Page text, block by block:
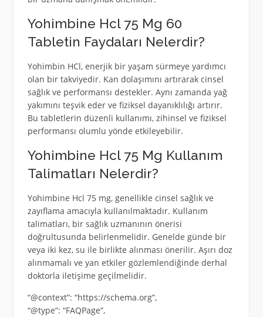
Yohimbine Hcl 75 Mg 60
Tabletin Faydaları Nelerdir?
Yohimbin HCl, enerjik bir yaşam sürmeye yardımcı
olan bir takviyedir. Kan dolaşımını artırarak cinsel
sağlık ve performansı destekler. Aynı zamanda yağ
yakımını teşvik eder ve fiziksel dayanıklılığı artırır.
Bu tabletlerin düzenli kullanımı, zihinsel ve fiziksel
performansı olumlu yönde etkileyebilir.
Yohimbine Hcl 75 Mg Kullanım
Talimatları Nelerdir?
Yohimbine Hcl 75 mg, genellikle cinsel sağlık ve
zayıflama amacıyla kullanılmaktadır. Kullanım
talimatları, bir sağlık uzmanının önerisi
doğrultusunda belirlenmelidir. Genelde günde bir
veya iki kez, su ile birlikte alınması önerilir. Aşırı doz
alınmamalı ve yan etkiler gözlemlendiğinde derhal
doktorla iletişime geçilmelidir.
“@context”: “https://schema.org”,
“@type”: “FAQPage”,